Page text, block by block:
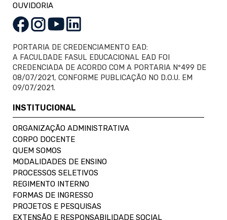
OUVIDORIA
PORTARIA DE CREDENCIAMENTO EAD:
A FACULDADE FASUL EDUCACIONAL EAD FOI
CREDENCIADA DE ACORDO COM A PORTARIA Nº499 DE
08/07/2021, CONFORME PUBLICAÇÃO NO D.O.U. EM
09/07/2021.
INSTITUCIONAL
ORGANIZAÇÃO ADMINISTRATIVA
CORPO DOCENTE
QUEM SOMOS
MODALIDADES DE ENSINO
PROCESSOS SELETIVOS
REGIMENTO INTERNO
FORMAS DE INGRESSO
PROJETOS E PESQUISAS
EXTENSÃO E RESPONSABILIDADE SOCIAL